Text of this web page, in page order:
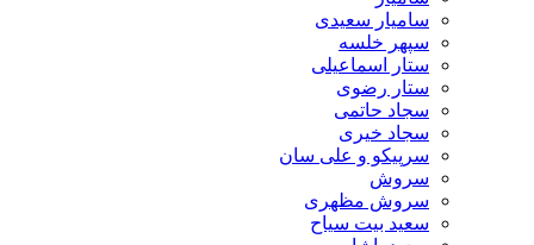
سامیار سعیدی
سپهر خلسه
ستار اسماعیلی
ستار رضوی
سجاد حاتمی
سجاد خیری
سرپیکو و علی سان
سروش
سروش مظهری
سعید بیت سیاح